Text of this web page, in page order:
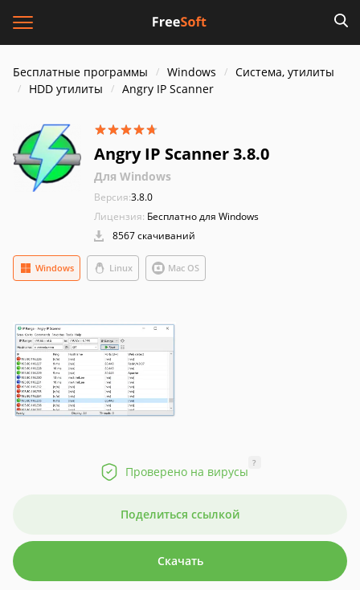
Бесплатные программы Windows
Система, утилиты
HDD утилиты
Angry IP Scanner
Angry IP Scanner 3.8.0
Для Windows
Версия:3.8.0
Лицензия: Бесплатно для Windows
8567 скачиваний
Windows Linux Mac OS
Проверено на вирусы
?
Поделиться ссылкой
Скачать